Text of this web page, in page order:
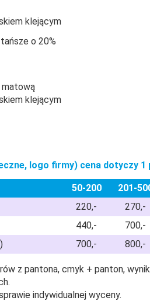
klejącym
o 20%
matową
klejącym
logo firmy) cena dotyczy 1
50-200 201-
220,- 270,-
440,- 700,-
700,- 800,-
z pantona, cmyk + panton,
indywidualnej wyceny.